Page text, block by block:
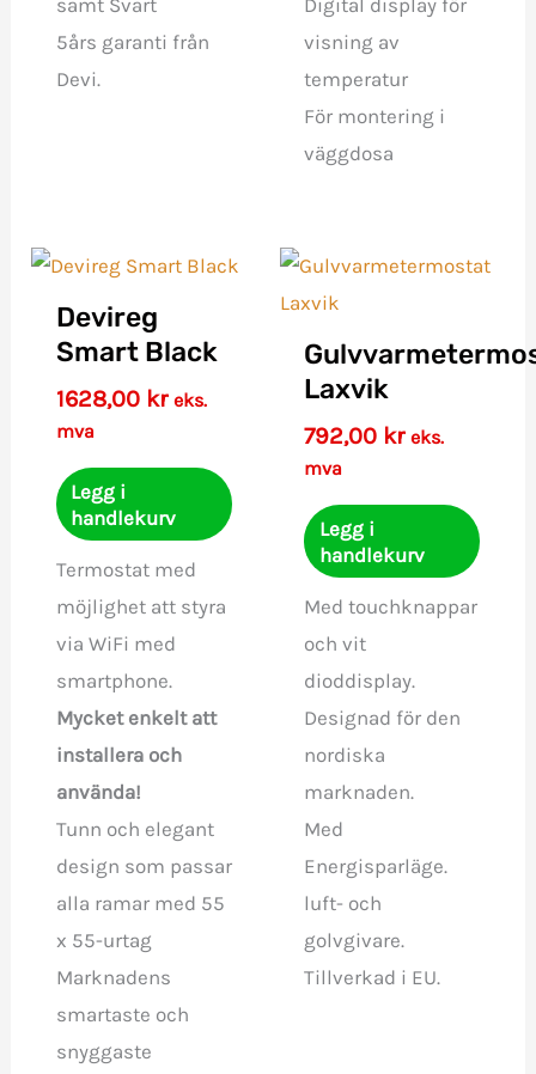
5års garanti från
Devi.
visning av
temperatur
För montering i
väggdosa
Devireg
Smart Black
1628,00 kr eks.
mva
Legg i
handlekurv
Termostat med
möjlighet att styra
via WiFi med
smartphone.
Mycket enkelt att
installera och
använda!
Tunn och elegant
design som passar
alla ramar med 55
x 55-urtag
Marknadens
smartaste och
snyggaste
Laxvik
792,00 kr eks.
mva
Legg i
handlekurv
Med touchknappar
och vit
dioddisplay.
Designad för den
nordiska
marknaden.
Med
Energisparläge.
luft- och
golvgivare.
Tillverkad i EU.